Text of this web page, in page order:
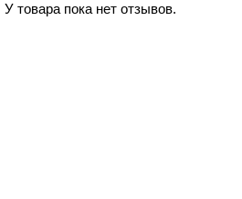
У товара пока нет отзывов.